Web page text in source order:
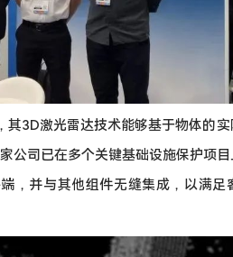
3D激光雷达技术能够基于物体的实
公司已在多个关键基础设施保护项
并与其他组件无缝集成，以满足